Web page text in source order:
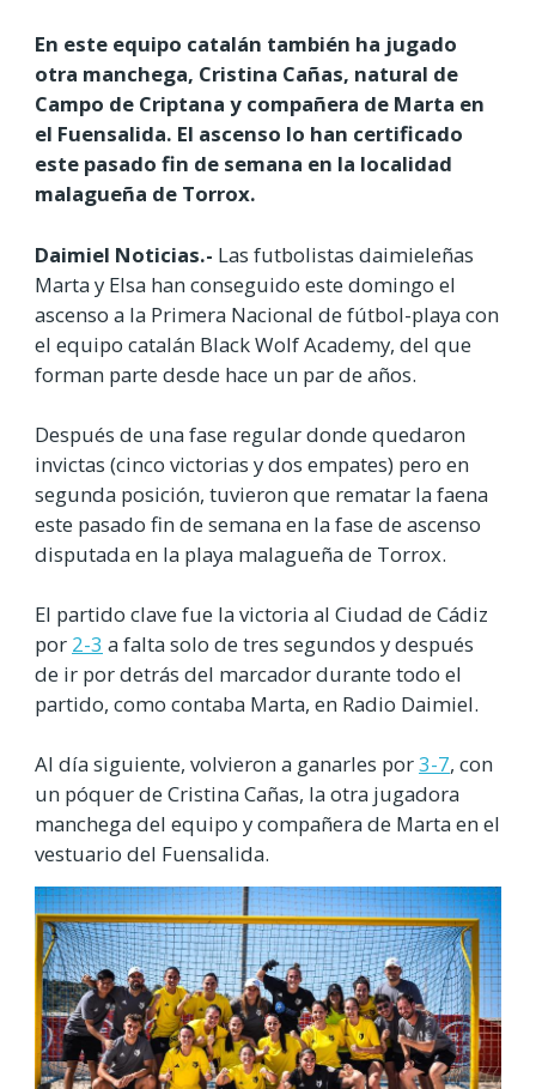
En este equipo catalán también ha jugado
otra manchega, Cristina Cañas, natural de
Campo de Criptana y compañera de Marta en
el Fuensalida. El ascenso lo han certificado
este pasado fin de semana en la localidad
malagueña de Torrox.
Daimiel Noticias.- Las futbolistas daimieleñas
Marta y Elsa han conseguido este domingo el
ascenso a la Primera Nacional de fútbol-playa con
el equipo catalán Black Wolf Academy, del que
forman parte desde hace un par de años.
Después de una fase regular donde quedaron
invictas (cinco victorias y dos empates) pero en
segunda posición, tuvieron que rematar la faena
este pasado fin de semana en la fase de ascenso
disputada en la playa malagueña de Torrox.
El partido clave fue la victoria al Ciudad de Cádiz
por 2-3 a falta solo de tres segundos y después
de ir por detrás del marcador durante todo el
partido, como contaba Marta, en Radio Daimiel.
Al día siguiente, volvieron a ganarles por3-7, con
un póquer de Cristina Cañas, la otra jugadora
manchega del equipo y compañera de Marta en el
vestuario del Fuensalida.